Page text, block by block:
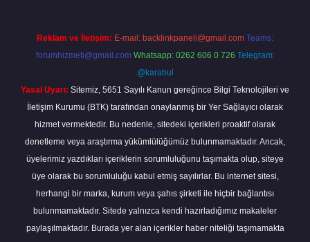
Reklam ve İletişim: E-mail: backlinkpaneli@gmail.com Teams:
forumhizmeti@gmail.com Whatsapp: 0262 606 0 726 Telegram:
@karabul
Yasal Uyarı: Sitemiz, 5651 Sayılı Kanun gereğince Bilgi Teknolojileri ve
İletişim Kurumu (BTK) tarafından onaylanmış bir Yer Sağlayıcı olarak
hizmet vermektedir. Bu nedenle, sitedeki içerikleri proaktif olarak
denetleme veya araştırma yükümlülüğümüz bulunmamaktadır. Ancak,
üyelerimiz yazdıkları içeriklerin sorumluluğunu taşımakta olup, siteye
üye olarak bu sorumluluğu kabul etmiş sayılırlar. Bu internet sitesi,
herhangi bir marka, kurum veya şahıs şirketi ile hiçbir bağlantısı
bulunmamaktadır. Sitede yalnızca kendi hazırladığımız makaleler
paylaşılmaktadır. Burada yer alan içerikler haber niteliği taşımamakta